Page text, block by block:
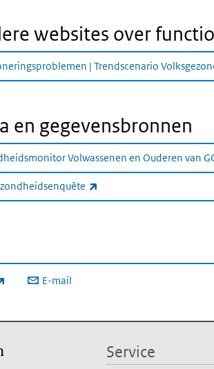
websites over
| Trendscenario
en gegevensbronnen
Volwassenen en Ouderen van
E-mail
Service